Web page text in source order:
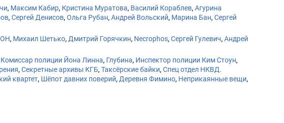
, Максим Кабир, Кристина Муратова, Василий Кораблев, Агурина
, Сергей Денисов, Ольга Рубан, Андрей Вольский, Марина Бан, Сергей
, Михаил Шетько, Дмитрий Горячкин, Necrophos, Сергей Гулевич, Андрей
Комиссар полиции Йона Линна, Глубина, Инспектор полиции Ким Стоун,
, Секретные архивы КГБ, Таксёрские байки, Спец отдел НКВД.
квартет, Шёпот давних поверий, Деревня Фимино, Неприкаянные вещи,